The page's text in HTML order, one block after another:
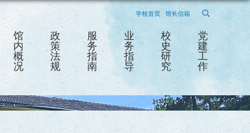
学校首页 馆长信箱
馆
内
概
况
政
策
法
规
服
务
指
南
业
务
指
导
校
史
研
究
党
建
工
作